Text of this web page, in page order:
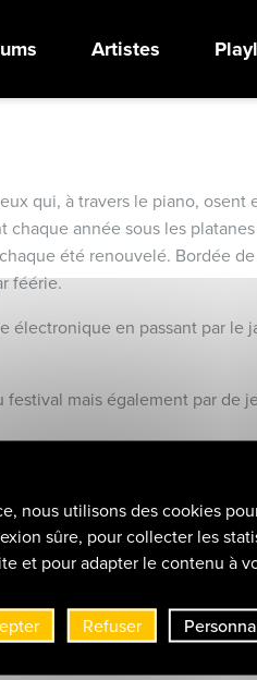
Artistes
qui, à travers le piano,
année sous les
été renouvelé. Bordée
féérie.
en passant par le
mais également par
nous utilisons des cookies
sûre, pour collecter les
et pour adapter le contenu à
Refuser